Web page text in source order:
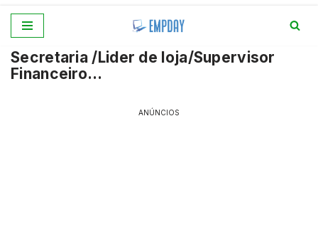
para
o
Secretaria /Lider de loja/Supervisor
Financeiro…
ANÚNCIOS